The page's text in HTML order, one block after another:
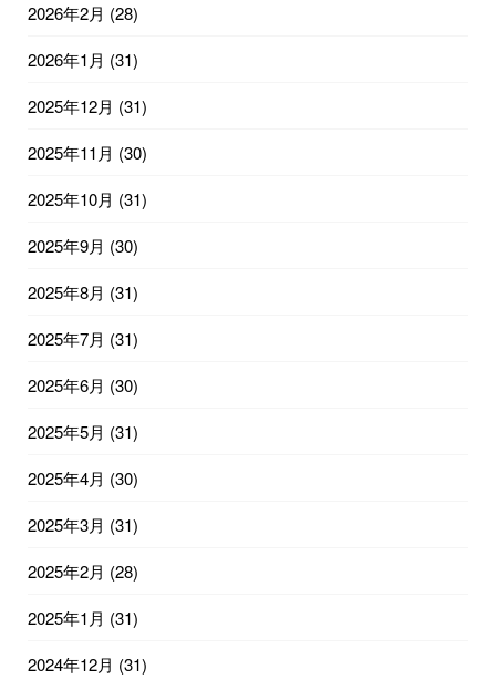
2026年2月 (28)
2026年1月 (31)
2025年12月 (31)
2025年11月 (30)
2025年10月 (31)
2025年9月 (30)
2025年8月 (31)
2025年7月 (31)
2025年6月 (30)
2025年5月 (31)
2025年4月 (30)
2025年3月 (31)
2025年2月 (28)
2025年1月 (31)
2024年12月 (31)